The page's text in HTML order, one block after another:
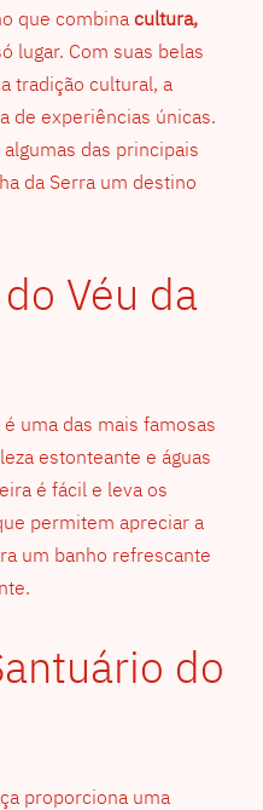
que combina cultura,
lugar. Com suas belas
tradição cultural, a
de experiências únicas.
das principais
da Serra um destino
Véu da
uma das mais famosas
estonteante e águas
é fácil e leva os
permitem apreciar a
um banho refrescante
do
proporciona uma